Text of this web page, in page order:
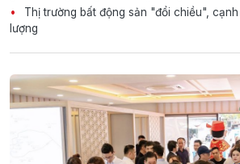
Thị trường bất động sản "đổi chiều",
lượng